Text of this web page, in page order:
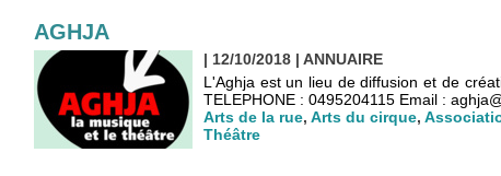
AGHJA
| 12/10/2018 | ANNUAIRE
L'Aghja est un lieu de diffusion et de
TELEPHONE : 0495204115 Email :
Arts de la rue, Arts du cirque,
Théâtre